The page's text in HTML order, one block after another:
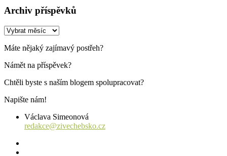
Archiv příspěvků
Archiv
Máte nějaký zajímavý postřeh?
Námět na příspěvek?
Chtěli byste s naším blogem spolupracovat?
Napište nám!
Václava Simeonová
redakce@zivechebsko.cz